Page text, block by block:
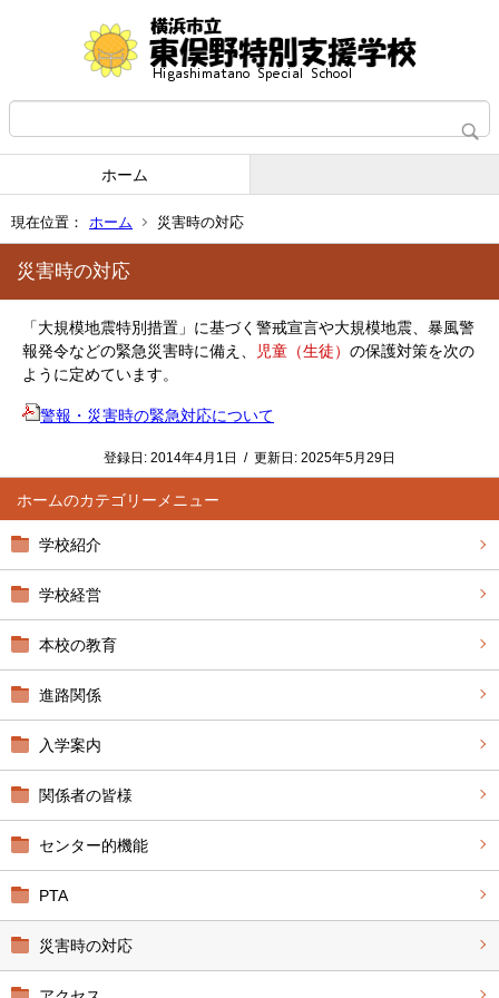
ホーム
現在位置： ホーム 災害時の対応
ホーム
学校紹介
学校経営
本校の教育
進路関係
入学案内
関係者の皆様
センター的機能
PTA
災害時の対応
災害時の対応
「大規模地震特別措置」に基づく警戒宣言や大規模地震、暴風警
報発令などの緊急災害時に備え、
児童（生徒） の保護対策を次の
ように定めています。
警報・災害時の緊急対応について
登録日: 2014年4月1日 / 更新日: 2025年5月29日